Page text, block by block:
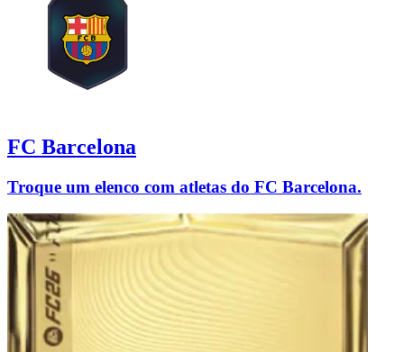
FC Barcelona
Troque um elenco com atletas do FC Barcelona.